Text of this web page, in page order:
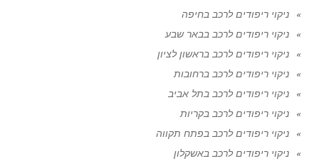
ניקוי ריפודים לרכב בחיפה
ניקוי ריפודים לרכב בבאר שבע
ניקוי ריפודים לרכב בראשון לציון
ניקוי ריפודים לרכב ברחובות
ניקוי ריפודים לרכב בתל אביב
ניקוי ריפודים לרכב בקריות
ניקוי ריפודים לרכב בפתח תקווה
ניקוי ריפודים לרכב באשקלון